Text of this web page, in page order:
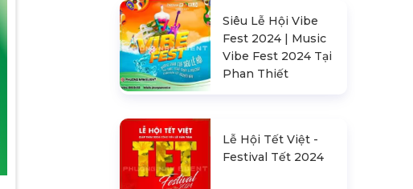
Siêu Lễ Hội Vibe
Fest 2024 | Music
Vibe Fest 2024 Tại
Phan Thiết
Lễ Hội Tết Việt -
Festival Tết 2024